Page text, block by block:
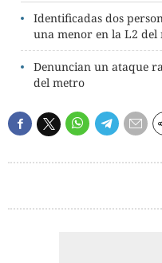
Identificadas dos
una menor en la L2 del
Denuncian un ataque
del metro